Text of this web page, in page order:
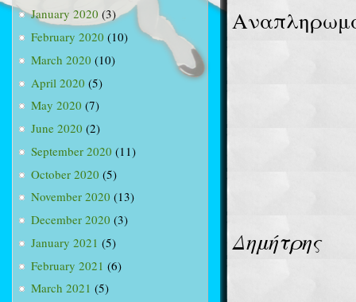
January 2020 (3)
February 2020 (10)
March 2020 (10)
April 2020 (5)
May 2020 (7)
June 2020 (2)
September 2020 (11)
October 2020 (5)
November 2020 (13)
December 2020 (3)
January 2021 (5)
February 2021 (6)
March 2021 (5)
Δημήτρης